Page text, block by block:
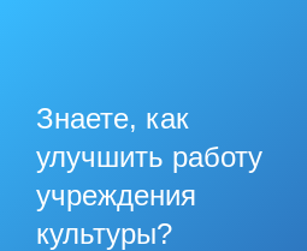
Знаете, как
улучшить работу
учреждения
культуры?